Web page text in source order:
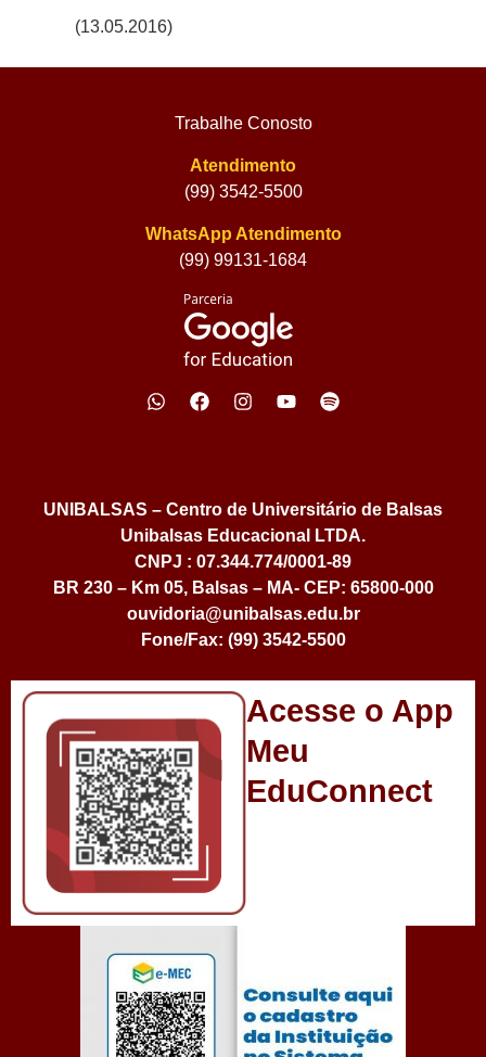
(13.05.2016)
Trabalhe Conosto
Atendimento
(99) 3542-5500
WhatsApp Atendimento
(99) 99131-1684
UNIBALSAS – Centro de Universitário de Balsas
Unibalsas Educacional LTDA.
CNPJ : 07.344.774/0001-89
BR 230 – Km 05, Balsas – MA- CEP: 65800-000
ouvidoria@unibalsas.edu.br
Fone/Fax: (99) 3542-5500
Acesse o App
Meu
EduConnect